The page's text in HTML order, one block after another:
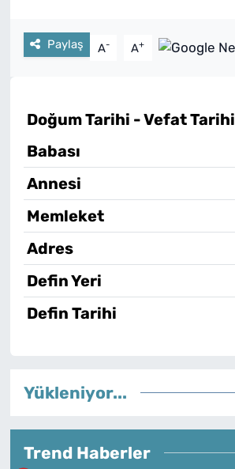
Paylaş A- A+
Doğum Tarihi - Vefat Tarihi
Babası
Annesi
Memleket
Adres
Defin Yeri
Defin Tarihi
Yükleniyor...
Trend Haberler